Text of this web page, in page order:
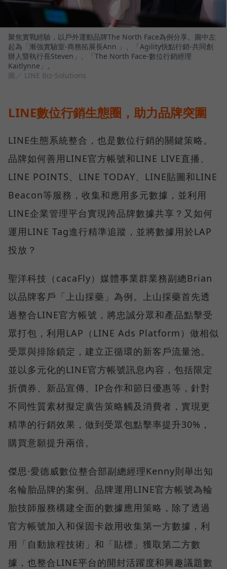
聚焦實戰經驗，以戶外運動品牌The North Face為例分享。圖中左
起為「漸強實驗室-商務拓展長Ann 」、「Agility快點行銷-共同創
辦人暨執行長Steven」、「The North Face-數位行銷經理
Kaitlynne」。
圖／ LINE Biz-Solutions
LINE數位行銷生態圈，助力品牌突圍
LINE生態系統整合，也是數位行銷的關鍵策略。
品牌如何善用LINE官方帳號和LINE LIVE直播、
LINE POINTS、LINE TODAY、LINE貼圖和LINE
Beacon等服務，收集和應用多元數據，並利用
LINE企業管理平台實現跨品牌數據共享？又如何
運用LINE Tag進行精準追蹤，並將數據用於LAP
投放？
聖洋科技（cacaFly）媒體事業群業務副總Brian
以品牌客戶「上山採藥」為例。上山採藥首先透
過整合LINE官方帳號，將忠誠分眾和產品點擊受
眾打包，利用LAP（LINE Ads Platform）做相似
受眾與排除鎖定，建立正循環的新客戶流量池。
並以多元化的LINE官方帳號訊息內容，包括限定
折價券、新品宣傳、IP合作和節日優惠等，針對
不同性質素材擬定廣告策略觸及消費者，實現更
精準的行銷效果，做到受眾包點擊率提升30%，
購買意願提升兩倍。
傑思·愛德威數位整合部副總經理Kenny則舉出知
名輪胎品牌的案例。品牌運用LINE官方帳號為輪
胎技師服務構建全面的數據應用策略，除了透過
官方帳號加入和保固卡啟用收集第一方數據，利
用「自動旅程技術」和「貼標」獲取第二方數
據，也整合LINE平台的開封活躍度和興趣議題數